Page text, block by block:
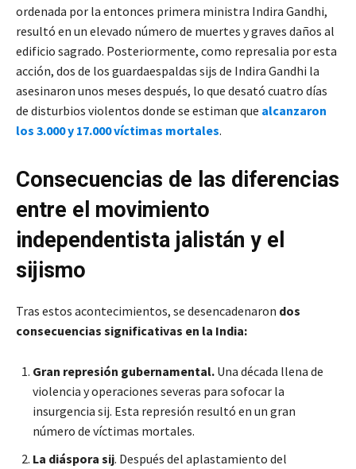
ordenada por la entonces primera ministra Indira Gandhi,
resultó en un elevado número de muertes y graves daños al
edificio sagrado. Posteriormente, como represalia por esta
acción, dos de los guardaespaldas sijs de Indira Gandhi la
asesinaron unos meses después, lo que desató cuatro días
de disturbios violentos donde se estiman que alcanzaron
los 3.000 y 17.000 víctimas mortales.
Consecuencias de las diferencias
entre el movimiento
independentista jalistán y el
sijismo
Tras estos acontecimientos, se desencadenaron dos
consecuencias significativas en la India:
Gran represión gubernamental. Una década llena de
violencia y operaciones severas para sofocar la
insurgencia sij. Esta represión resultó en un gran
número de víctimas mortales.
La diáspora sij. Después del aplastamiento del